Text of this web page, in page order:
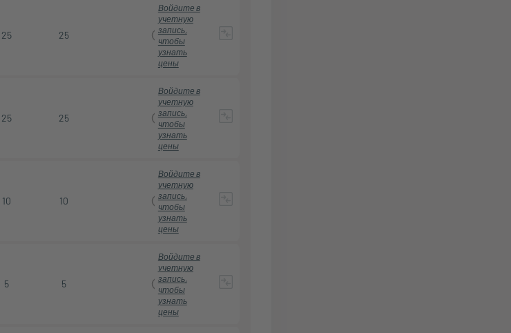
25 25
Войдите в
учетную
запись,
чтобы
узнать
цены
25 25
Войдите в
учетную
запись,
чтобы
узнать
цены
10 10
Войдите в
учетную
запись,
чтобы
узнать
цены
5 5
Войдите в
учетную
запись,
чтобы
узнать
цены